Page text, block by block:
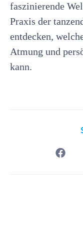
faszinierende
Praxis der
entdecken,
Atmung und
kann.